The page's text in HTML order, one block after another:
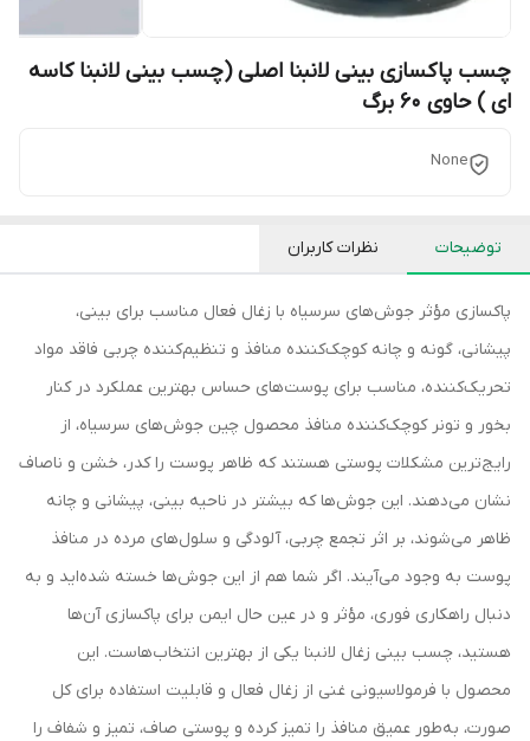
چسب پاکسازی بینی لانبنا اصلی (چسب بینی لانبنا کاسه
ای ) حاوی 60 برگ
None
توضیحات نظرات کاربران
پاکسازی مؤثر جوش‌های سرسیاه با زغال فعال مناسب برای بینی،
پیشانی، گونه و چانه کوچک‌کننده منافذ و تنظیم‌کننده چربی فاقد مواد
تحریک‌کننده، مناسب برای پوست‌های حساس بهترین عملکرد در کنار
بخور و تونر کوچک‌کننده منافذ محصول چین جوش‌های سرسیاه، از
رایج‌ترین مشکلات پوستی هستند که ظاهر پوست را کدر، خشن و ناصاف
نشان می‌دهند. این جوش‌ها که بیشتر در ناحیه بینی، پیشانی و چانه
ظاهر می‌شوند، بر اثر تجمع چربی، آلودگی و سلول‌های مرده در منافذ
پوست به وجود می‌آیند. اگر شما هم از این جوش‌ها خسته شده‌اید و به
دنبال راهکاری فوری، مؤثر و در عین حال ایمن برای پاکسازی آن‌ها
هستید، چسب بینی زغال لانبنا یکی از بهترین انتخاب‌هاست. این
محصول با فرمولاسیونی غنی از زغال فعال و قابلیت استفاده برای کل
صورت، به‌طور عمیق منافذ را تمیز کرده و پوستی صاف، تمیز و شفاف را